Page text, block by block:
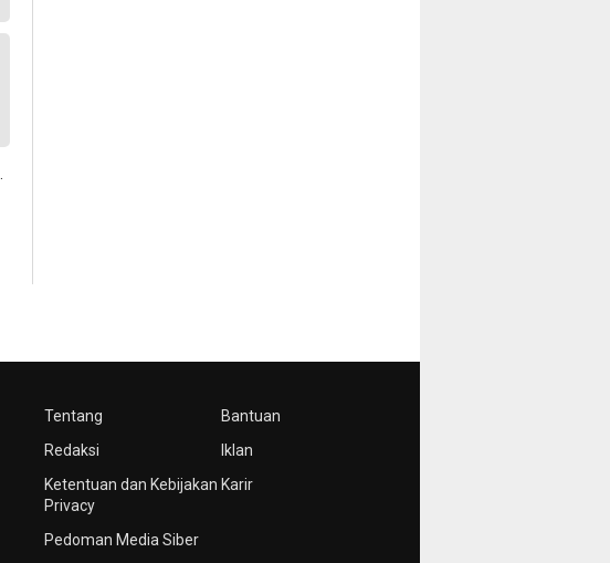
Tentang
Redaksi
Ketentuan dan Kebijakan
Privacy
Pedoman Media Siber
Bantuan
Iklan
Karir